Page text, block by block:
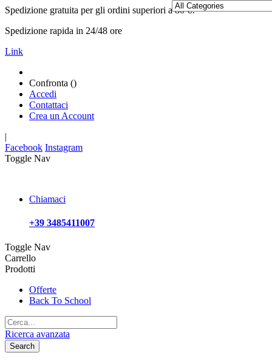
Spedizione gratuita per gli ordini superiori a 80 €!
Spedizione rapida in 24/48 ore
Link
Confronta ()
Accedi
Contattaci
Crea un Account
|
Facebook Instagram
Toggle Nav
Chiamaci
+39 3485411007
Toggle Nav
Carrello
Prodotti
Offerte
Back To School
Ricerca avanzata
Search